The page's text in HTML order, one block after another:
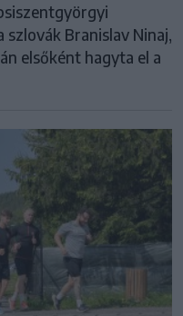
szlovák Branislav Ninaj,
elsőként hagyta el a